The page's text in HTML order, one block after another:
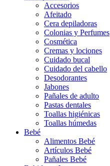
Accesorios
Afeitado
Cera depiladoras
Colonias y Perfumes
Cosmética
Cremas y lociones
Cuidado bucal
Cuidado del cabello
Desodorantes
Jabones
Pañales de adulto
Pastas dentales
Toallas higiénicas
Toallas húmedas
Bebé
Alimentos Bebé
Artículos Bebé
Pañales Bebé